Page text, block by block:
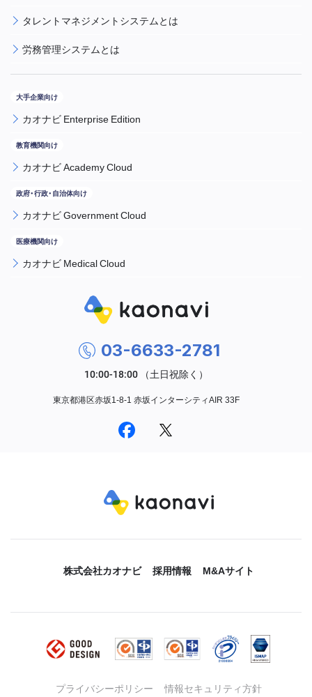
タレントマネジメントシステムとは
労務管理システムとは
カオナビ Enterprise Edition
カオナビ Academy Cloud
カオナビ Government Cloud
カオナビ Medical Cloud
03-6633-2781
東京都港区赤坂1-8-1 赤坂インターシティAIR 33F
株式会社カオナビ 採用情報 M&Aサイト
プライバシーポリシー 情報セキュリティ方針